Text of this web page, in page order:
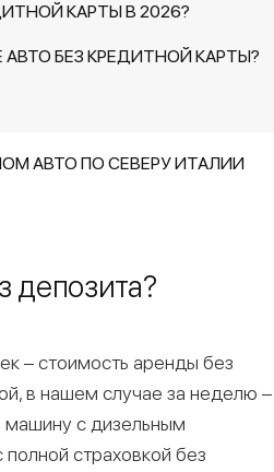
КАРТЫ В 2026?
БЕЗ КРЕДИТНОЙ КАРТЫ?
АВТО ПО СЕВЕРУ ИТАЛИИ
– стоимость аренды без
в нашем случае за неделю –
машину с дизельным
страховкой без